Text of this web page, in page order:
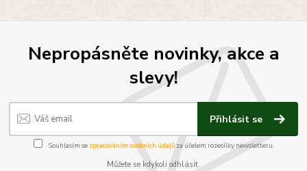
Nepropásněte novinky, akce a
slevy!
Přihlásit se
Souhlasím se zpracováním osobních údajůza účelem rozesílky newsletteru.
Můžete se kdykoli odhlásit.